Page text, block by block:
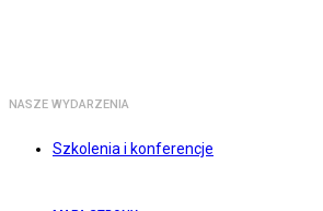
NASZE WYDARZENIA
Szkolenia i konferencje